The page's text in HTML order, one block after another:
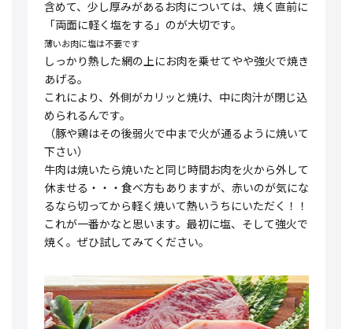
「両面に軽く塩をする」のが大切です。
薄いお肉に塩は不要です
しっかり熱した網の上にお肉を乗せてやや強火で焼き
あげる。
これにより、外側がカリッと焼け、中に肉汁が閉じ込
められるんです。
（豚や鶏はその後弱火で中まで火が通るように焼いて
下さい）
牛肉は焼いたら焼いたと同じ時間お肉を火から外して
休ませる・・・食べ方もありますが、赤いのが気にな
るなら切ってから軽く焼いて熱いうちにいただく！！
これが一番かなと思います。最初に塩、そして強火で
焼く。ぜひ試してみてください。